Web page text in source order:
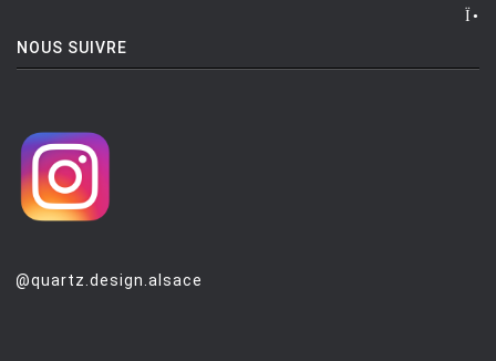
NOUS SUIVRE
@quartz.design.alsace